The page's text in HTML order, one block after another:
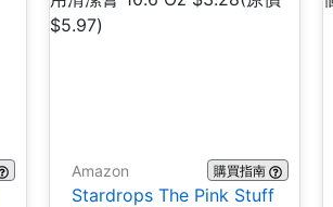
Amazon 購買指南
Stardrops The Pink Stuff